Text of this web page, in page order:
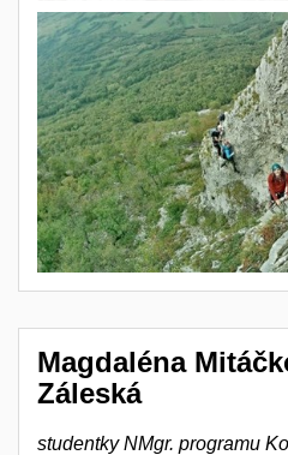
Magdaléna
Záleská
studentky NMgr. programu